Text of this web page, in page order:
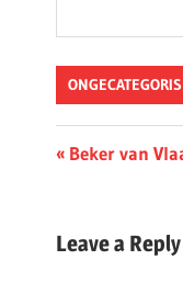
Previous
Beker van
Leave a Reply